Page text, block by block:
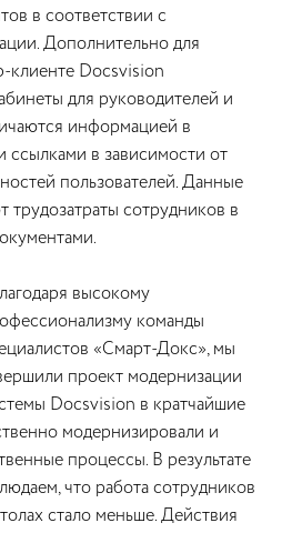
в соответствии с
Дополнительно для
клиенте Docsvision
для руководителей и
информацией в
в зависимости от
пользователей. Данные
трудозатраты сотрудников в
высокому
команды
«Смарт-Докс», мы
проект модернизации
Docsvision в кратчайшие
модернизировали и
процессы. В результате
что работа сотрудников
стало меньше. Действия